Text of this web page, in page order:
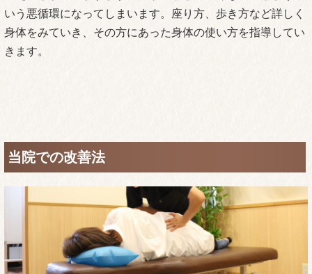
いう悪循環になってしまいます。座り方、歩き方など詳しく
身体をみていき、その方にあった身体の使い方を指導してい
きます。
当院での改善法